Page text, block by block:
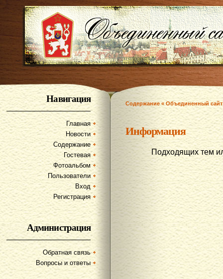
Навигация
Главная
Новости
Содержание
Гостевая
Фотоальбом
Пользователи
Вход
Регистрация
Администрация
Обратная связь
Вопросы и ответы
Содержание « Объединенный
Информация
Подходящих тем